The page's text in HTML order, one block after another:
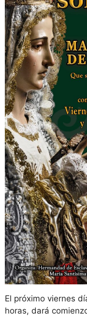
El próximo viernes
horas, dará